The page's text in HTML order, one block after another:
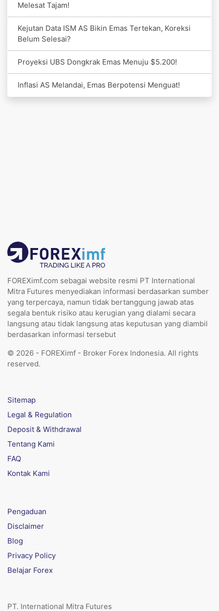
Melesat Tajam!
Kejutan Data ISM AS Bikin Emas Tertekan, Koreksi
Belum Selesai?
Proyeksi UBS Dongkrak Emas Menuju $5.200!
Inflasi AS Melandai, Emas Berpotensi Menguat!
FOREXimf.com sebagai website resmi PT International
Mitra Futures menyediakan informasi berdasarkan sumber
yang terpercaya, namun tidak bertanggung jawab atas
segala bentuk risiko atau kerugian yang dialami secara
langsung atau tidak langsung atas keputusan yang diambil
berdasarkan informasi tersebut
© 2026 - FOREXimf - Broker Forex Indonesia. All rights
reserved.
Sitemap
Legal & Regulation
Deposit & Withdrawal
Tentang Kami
FAQ
Kontak Kami
Pengaduan
Disclaimer
Blog
Privacy Policy
Belajar Forex
PT. International Mitra Futures